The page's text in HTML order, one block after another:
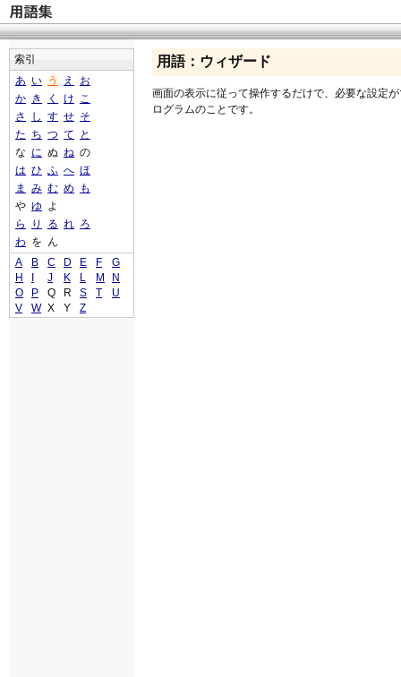
用語：ウィザード
画面の表示に従って操作するだけで、必要な設定
ログラムのことです。
索引
あ い う え
お
か き く け こ
さ
し す せ そ
た ち つ て
と
な に ぬ ね の
は ひ ふ へ ほ
ま
み む め
も
や ゆ よ
ら
り る れ ろ
わ を ん
A
B C D E F
G
H
J K L M
N
O
P Q R S T
U
V
W X Y Z